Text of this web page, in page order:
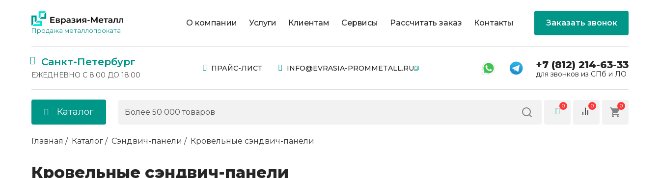
Продажа металлопроката
О компании Услуги Клиентам Сервисы Рассчитать заказ Контакты Заказать звонок
Санкт-Петербург
ЕЖЕДНЕВНО С 8:00 ДО 18:00
ПРАЙС-ЛИСТ INFO@EVRASIA-PROMMETALL.RU +7 (812) 214-63-33
для звонков из СПб и ЛО
Каталог
0 0 0
Главная Каталог Сэндвич-панели Кровельные сэндвич-панели
Кровельные сэндвич-панели